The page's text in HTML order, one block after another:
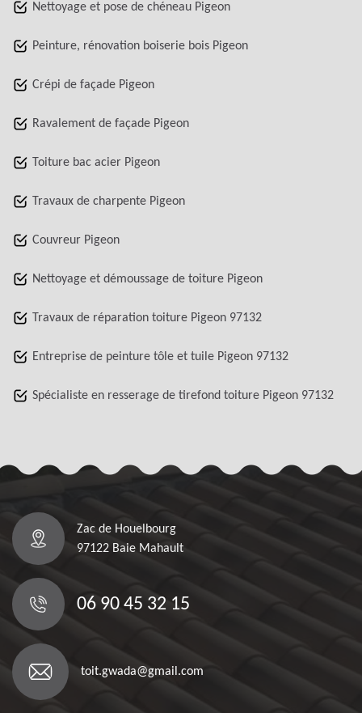
Nettoyage et pose de chéneau Pigeon
Peinture, rénovation boiserie bois Pigeon
Crépi de façade Pigeon
Ravalement de façade Pigeon
Toiture bac acier Pigeon
Travaux de charpente Pigeon
Couvreur Pigeon
Nettoyage et démoussage de toiture Pigeon
Travaux de réparation toiture Pigeon 97132
Entreprise de peinture tôle et tuile Pigeon 97132
Spécialiste en resserage de tirefond toiture Pigeon 97132
Zac de Houelbourg
97122 Baie Mahault
06 90 45 32 15
toit.gwada@gmail.com